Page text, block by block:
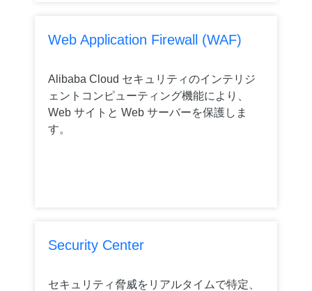
Web Application Firewall (WAF)
Alibaba Cloud セキュリティのインテリジ
ェントコンピューティング機能により、
Web サイトと Web サーバーを保護しま
す。
Security Center
セキュリティ脅威をリアルタイムで特定、